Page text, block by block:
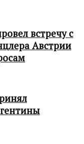
встречу с
Австрии